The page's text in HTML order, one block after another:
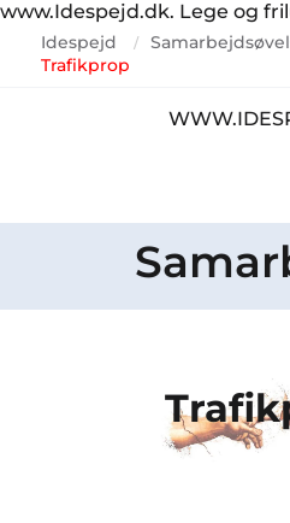
www.Idespejd.dk. Lege og
Idespejd /
Trafikprop